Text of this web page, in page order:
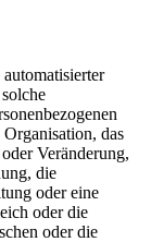
das
Veränderung,
die
oder eine
oder die
oder die